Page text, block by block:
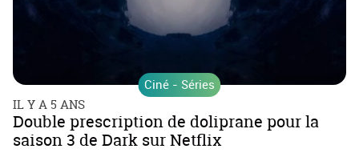
Ciné - Séries
IL Y A 5 ANS
Double prescription de doliprane pour la
saison 3 de Dark sur Netflix